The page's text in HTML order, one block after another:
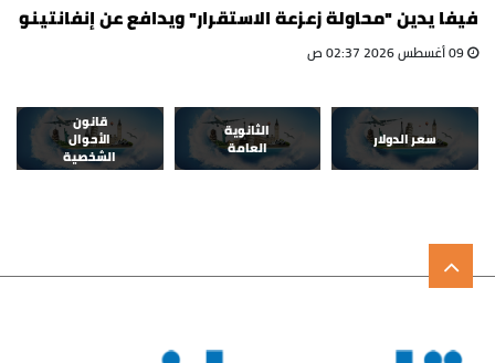
فيفا يدين "محاولة زعزعة الاستقرار" ويدافع عن إنفانتينو
سعر الدولار
الثانوية
العامة
قانون
الأحوال
الشخصية